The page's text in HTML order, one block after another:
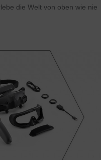
die Welt von oben wie nie